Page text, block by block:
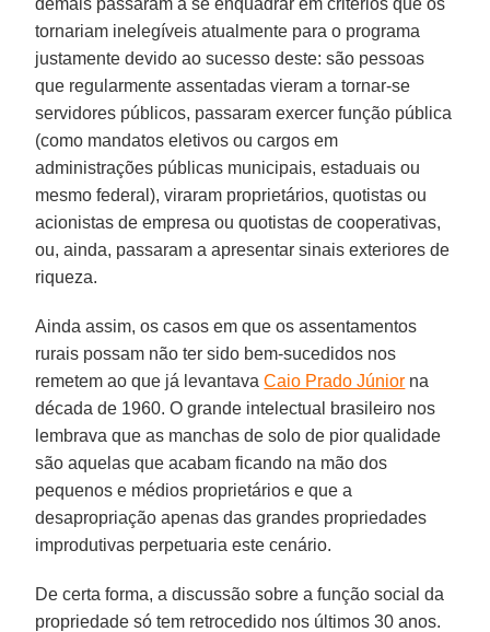
tornariam inelegíveis atualmente para o programa
justamente devido ao sucesso deste: são pessoas
que regularmente assentadas vieram a tornar-se
servidores públicos, passaram exercer função pública
(como mandatos eletivos ou cargos em
administrações públicas municipais, estaduais ou
mesmo federal), viraram proprietários, quotistas ou
acionistas de empresa ou quotistas de cooperativas,
ou, ainda, passaram a apresentar sinais exteriores de
riqueza.
Ainda assim, os casos em que os assentamentos
rurais possam não ter sido bem-sucedidos nos
remetem ao que já levantavaCaio Prado Júnior na
década de 1960. O grande intelectual brasileiro nos
lembrava que as manchas de solo de pior qualidade
são aquelas que acabam ficando na mão dos
pequenos e médios proprietários e que a
desapropriação apenas das grandes propriedades
improdutivas perpetuaria este cenário.
De certa forma, a discussão sobre a função social da
propriedade só tem retrocedido nos últimos 30 anos.